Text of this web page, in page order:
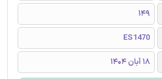
149
ES1470
18 آبان 1404